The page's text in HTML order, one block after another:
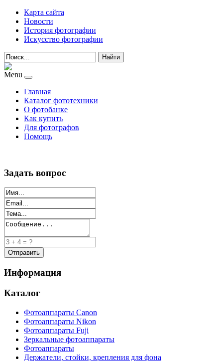
Карта сайта
Новости
История фотографии
Искусство фотографии
Найти
Menu
Главная
Каталог фототехники
О фотобанке
Как купить
Для фотографов
Помощь
Задать вопрос
Информация
Каталог
Фотоаппараты Canon
Фотоаппараты Nikon
Фотоаппараты Fuji
Зеркальные фотоаппараты
Фотоаппараты
Держатели, стойки, крепления для фона